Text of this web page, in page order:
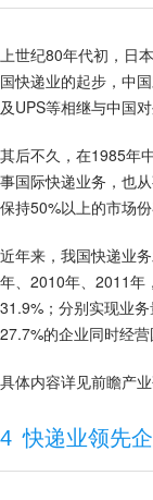
上世纪80年代初，日
国快递业的起步，中
及UPS等相继与中国
其后不久，在1985年
事国际快递业务，也
保持50%以上的市场
近年来，我国快递业
年、2010年、2011年
31.9%；分别实现业
27.7%的企业同时经
具体内容详见前瞻产
4 快递业领先